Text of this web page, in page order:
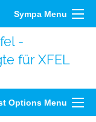
Sympa Menu
-
für XFEL
Options Menu